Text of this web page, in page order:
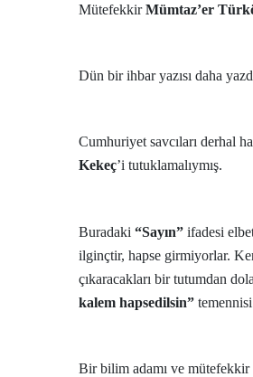
MütefekkirMümtaz’er
Dün bir ihbar yazısı daha
Cumhuriyet savcıları derhal
Kekeç’i tutuklamalıymış.
Buradaki “Sayın” ifadesi
ilginçtir, hapse girmiyorlar.
çıkaracakları bir tutumdan
kalem hapsedilsin”
Bir bilim adamı ve mütefekkir